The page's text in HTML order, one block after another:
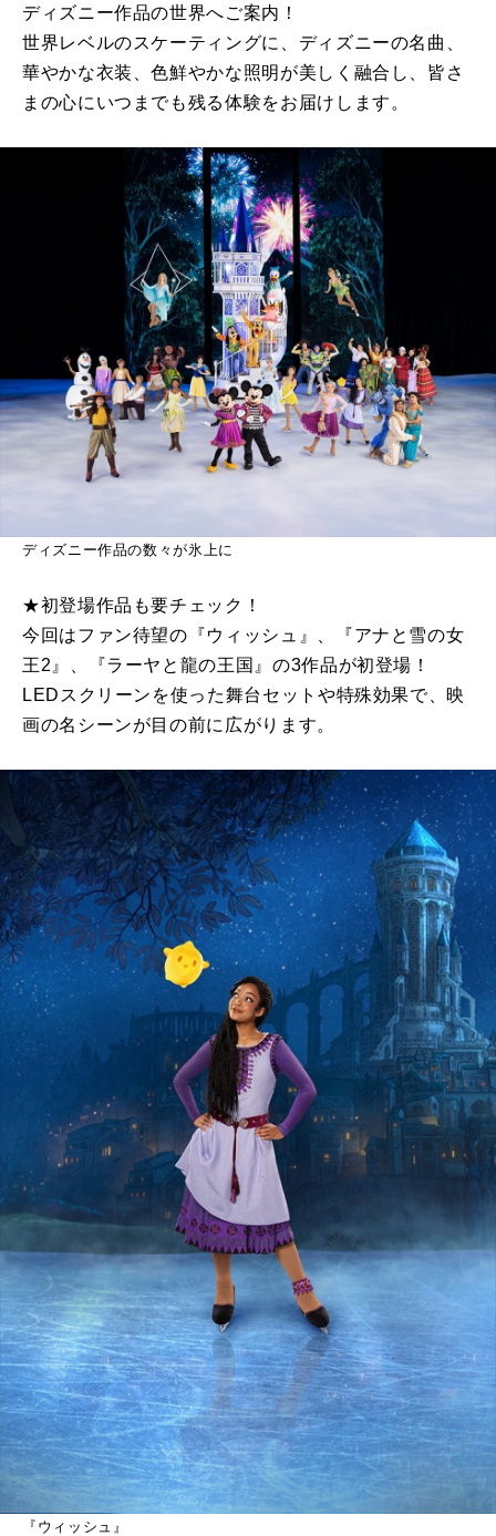
ディズニー作品の世界へご案内！
世界レベルのスケーティングに、ディズニーの名曲、
華やかな衣装、色鮮やかな照明が美しく融合し、皆さ
まの心にいつまでも残る体験をお届けします。
ディズニー作品の数々が氷上に
★初登場作品も要チェック！
今回はファン待望の『ウィッシュ』、『アナと雪の女
王2』、『ラーヤと龍の王国』の3作品が初登場！
LEDスクリーンを使った舞台セットや特殊効果で、映
画の名シーンが目の前に広がります。
『ウィッシュ』